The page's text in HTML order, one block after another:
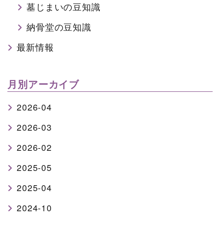
墓じまいの豆知識
納骨堂の豆知識
最新情報
月別アーカイブ
2026-04
2026-03
2026-02
2025-05
2025-04
2024-10